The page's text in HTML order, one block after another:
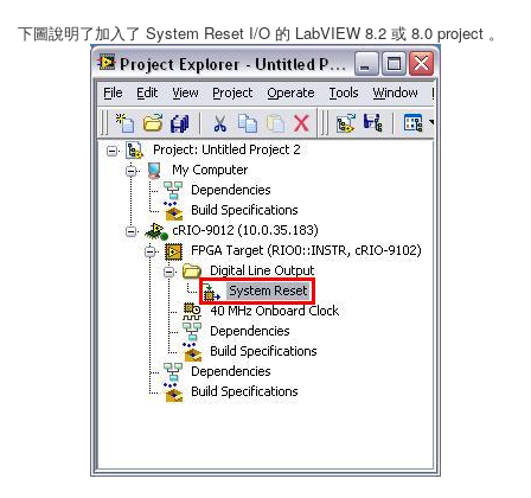
下圖說明了加入了 System Reset I/O 的 LabVIEW 8.2 或 8.0 project 。